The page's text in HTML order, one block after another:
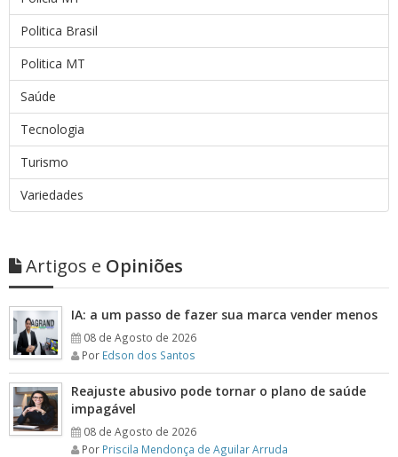
Politica Brasil
Politica MT
Saúde
Tecnologia
Turismo
Variedades
Artigos e Opiniões
IA: a um passo de fazer sua marca vender menos
08 de Agosto de 2026
Por Edson dos Santos
Reajuste abusivo pode tornar o plano de saúde
impagável
08 de Agosto de 2026
Por Priscila Mendonça de Aguilar Arruda